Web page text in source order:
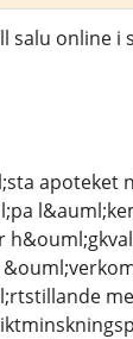
salu online i
apoteket